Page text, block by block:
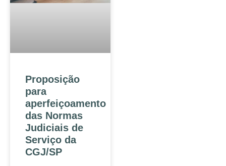
Proposição
para
aperfeiçoamento
das Normas
Judiciais de
Serviço da
CGJ/SP